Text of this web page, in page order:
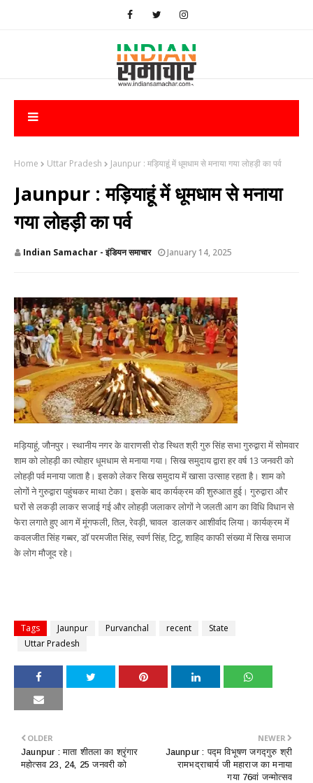
Home Uttar Pradesh Jaunpur : ​मड़ियाहूं में धूमधाम से मनाया गया लोहड़ी का पर्व
Jaunpur : ​मड़ियाहूं में धूमधाम से मनाया
गया लोहड़ी का पर्व
Indian Samachar - इंडियन समाचार January 14, 2025
मड़ियाहूं, जौनपुर। स्थानीय नगर के वाराणसी रोड स्थित श्री गुरु सिंह सभा गुरुद्वारा में सोमवार
शाम को लोहड़ी का त्योहार धूमधाम से मनाया गया। सिख समुदाय द्वारा हर वर्ष 13 जनवरी को
लोहड़ी पर्व मनाया जाता है। इसको लेकर सिख समुदाय में खासा उत्साह रहता है। शाम को
लोगों ने गुरुद्वारा पहुंचकर माथा टेका। इसके बाद कार्यक्रम की शुरुआत हुई। गुरुद्वारा और
घरों से लकड़ी लाकर सजाई गई और लोहड़ी जलाकर लोगों ने जलती आग का विधि विधान से
फेरा लगाते हुए आग में मूंगफली, तिल, रेवड़ी, चावल डालकर आशीर्वाद लिया। कार्यक्रम में
कवलजीत सिंह गब्बर, डॉ परमजीत सिंह, स्वर्ण सिंह, टिटू, शाहिद काफी संख्या में सिख समाज
के लोग मौजूद रहे।
Tags Jaunpur Purvanchal recent
State
Uttar Pradesh
NEWER
Jaunpur : ​पद्म विभूषण जगद्गुरु श्री
रामभद्राचार्य जी महाराज का मनाया
गया 76वां जन्मोत्सव
OLDER
Jaunpur : ​माता शीतला का श्रृंगार
महोत्सव 23, 24, 25 जनवरी को